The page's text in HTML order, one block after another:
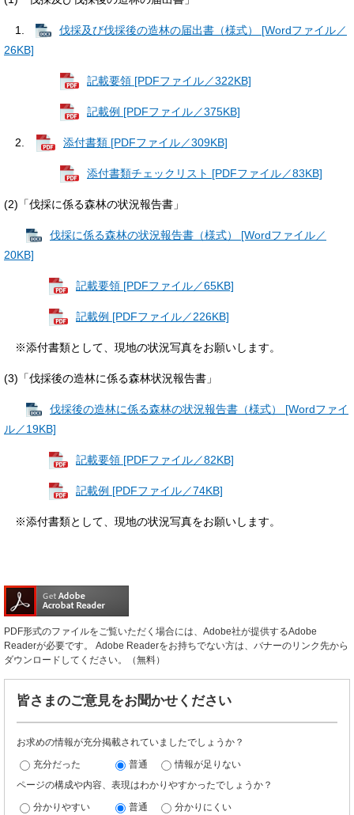
1.
伐採及び伐採後の造林の届出書（様式） [Wordファイル／
26KB]
記載要領 [PDFファイル／322KB]
記載例 [PDFファイル／375KB]
2. 添付書類 [PDFファイル／309KB]
添付書類チェックリスト [PDFファイル／83KB]
(2)「伐採に係る森林の状況報告書」
伐採に係る森林の状況報告書（様式） [Wordファイル／
20KB]
記載要領 [PDFファイル／65KB]
記載例 [PDFファイル／226KB]
※添付書類として、現地の状況写真をお願いします。
(3)「伐採後の造林に係る森林状況報告書」
伐採後の造林に係る森林の状況報告書（様式） [Wordファイ
ル／19KB]
記載要領 [PDFファイル／82KB]
記載例 [PDFファイル／74KB]
※添付書類として、現地の状況写真をお願いします。
PDF形式のファイルをご覧いただく場合には、Adobe社が提供するAdobe
Readerが必要です。
Adobe Readerをお持ちでない方は、バナーのリンク先から
ダウンロードしてください。（無料）
皆さまのご意見をお聞かせください
お求めの情報が充分掲載されていましたでしょうか？
充分だった 普通
情報が足りない
ページの構成や内容、表現はわかりやすかったでしょうか？
分かりやすい 普通
分かりにくい